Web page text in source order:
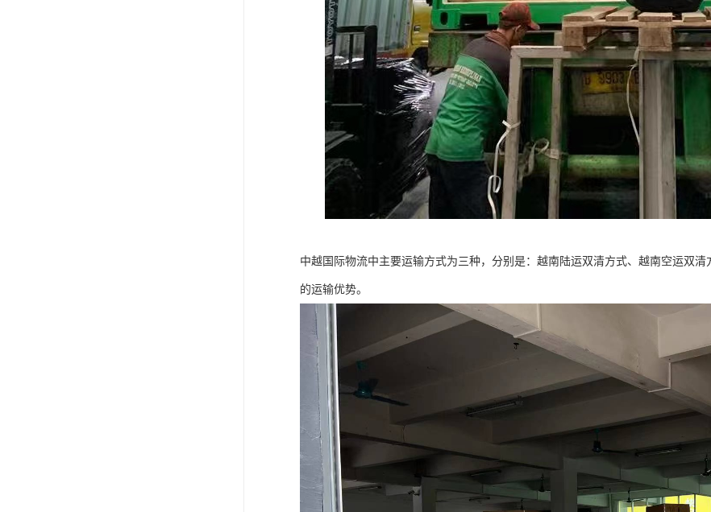
中越国际物流中主要运输方式为三种，分别是：越南陆运双清方式、越南空运双
的运输优势。